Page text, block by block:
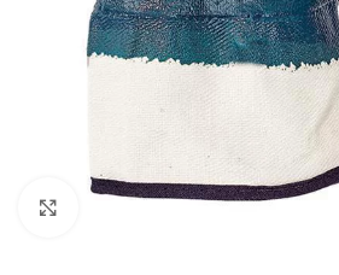
Click to enlarge